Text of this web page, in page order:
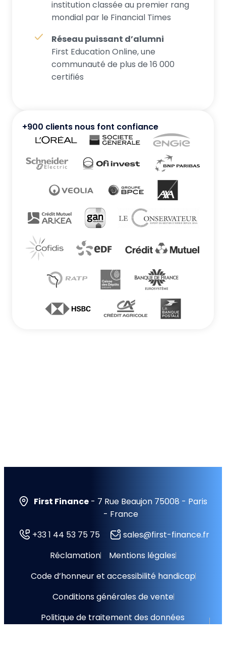
institution classée au premier rang
mondial par le Financial Times
Réseau puissant d’alumni
First Education Online, une
communauté de plus de 16 000
certifiés
+900 clients nous font confiance
First Finance - 7 Rue Beaujon 75008 - Paris
- France
+33 1 44 53 75 75
sales@first-finance.fr
Réclamation
Mentions légales
Code d’honneur et accessibilité handicap
Conditions générales de vente
Politique de traitement des données